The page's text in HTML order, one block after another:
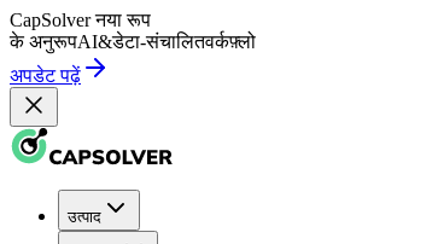
CapSolver नया रूप
के अनुरूपAI&डेटा-संचालितवर्कफ़्लो
अपडेट पढ़ें
उत्पाद